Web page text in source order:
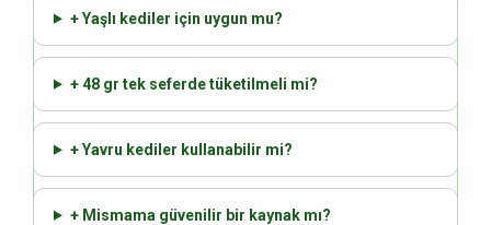
+ Yaşlı kediler için uygun mu?
+ 48 gr tek seferde tüketilmeli mi?
+ Yavru kediler kullanabilir mi?
+ Mismama güvenilir bir kaynak mı?